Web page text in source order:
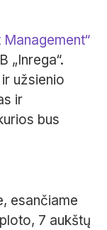
„Inrega“.
užsienio
ir
bus
esančiame
7 aukštų